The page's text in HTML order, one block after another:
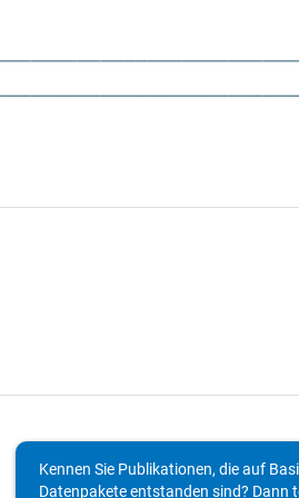
Kennen Sie Publikationen, die auf
Datenpakete entstanden sind? Dann